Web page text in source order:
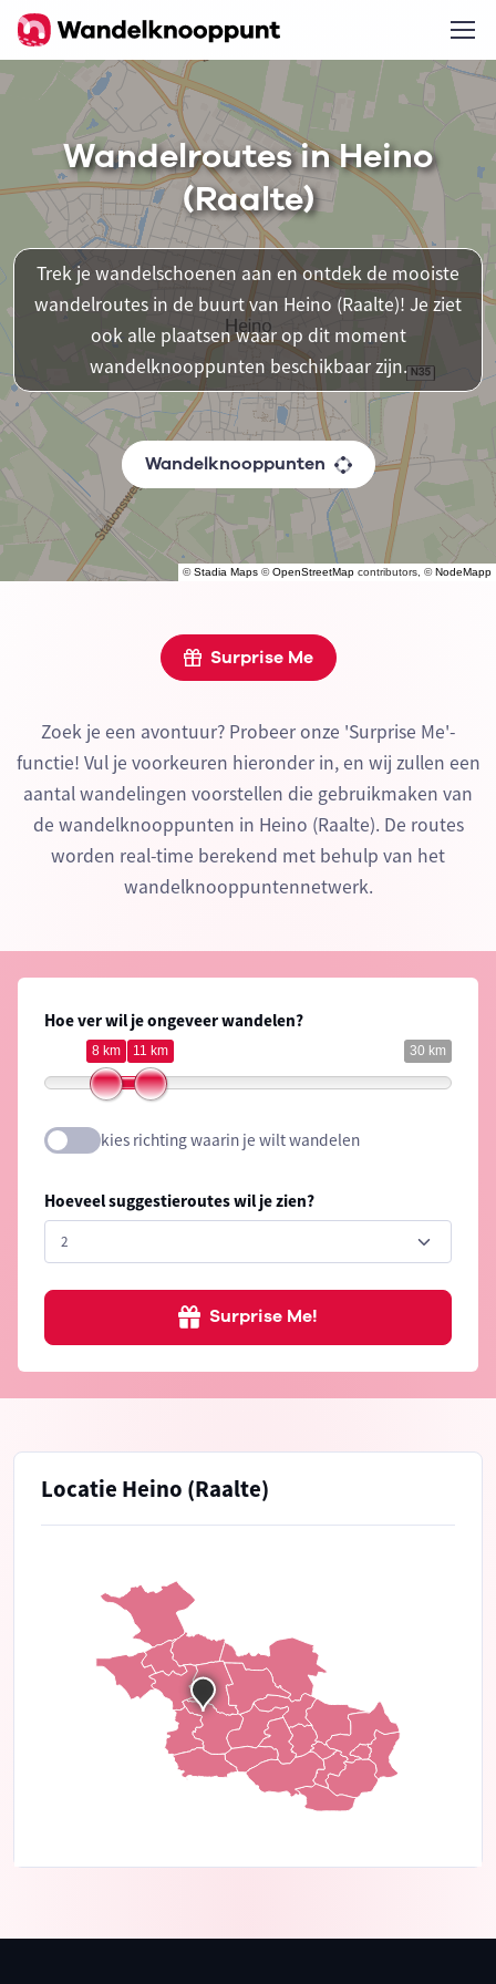
©Stadia Maps ©OpenStreetMap contributors, ©NodeMapp
Wandelroutes in Heino
(Raalte)
Trek je wandelschoenen aan en ontdek de mooiste
wandelroutes in de buurt van Heino (Raalte)! Je ziet
ook alle plaatsen waar op dit moment
wandelknooppunten beschikbaar zijn.
Wandelknooppunten
Surprise Me
Zoek je een avontuur? Probeer onze 'Surprise Me'-
functie! Vul je voorkeuren hieronder in, en wij zullen een
aantal wandelingen voorstellen die gebruikmaken van
de wandelknooppunten in Heino (Raalte). De routes
worden real-time berekend met behulp van het
wandelknooppuntennetwerk.
Hoe ver wil je ongeveer wandelen?
30 km
8 km 11 km
kies richting waarin je wilt wandelen
Hoeveel suggestieroutes wil je zien?
Surprise Me!
Locatie Heino (Raalte)